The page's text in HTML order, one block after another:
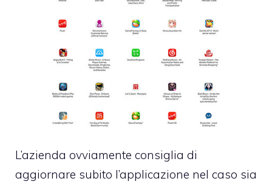
L’azienda ovviamente consiglia di
aggiornare subito l’applicazione nel caso sia